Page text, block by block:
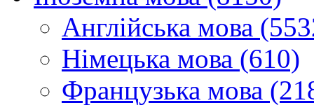
Англійська мова
Німецька мова (610)
Французька мова